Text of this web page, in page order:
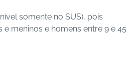
somente no SUS), pois
e meninos e homens entre 9 e 45